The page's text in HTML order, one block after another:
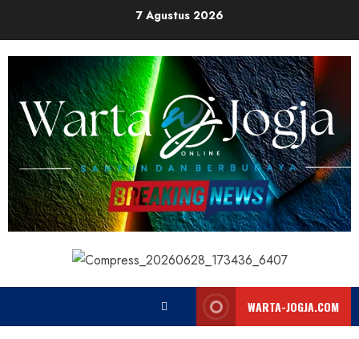
content
7 Agustus 2026
WARTA-JOGJA.COM